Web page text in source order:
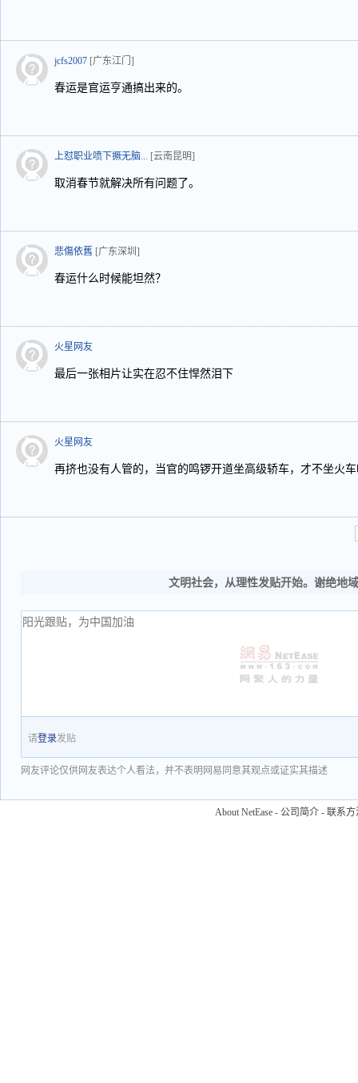
jcfs2007 [广东江门]
春运是官运亨通搞出来的。
上怼职业喷下撅无脑... [云南昆明]
取消春节就解决所有问题了。
悲傷依舊 [广东深圳]
春运什么时候能坦然？
火星网友
最后一张相片让实在忍不住悍然泪下
火星网友
再挤也没有人管的，当官的鸣锣开道坐高级轿车，才不坐火
文明社会，从理性发贴开始。谢绝地
请登录发贴
网友评论仅供网友表达个人看法，并不表明网易同意其观点或证实其描述
About NetEase - 公司简介 - 联系方